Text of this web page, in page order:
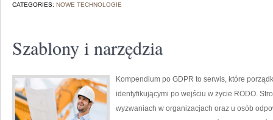
CATEGORIES: NOWE TECHNOLOGIE
Szablony i narzędzia
Kompendium po GDPR to serwis, które
identyfikującymi po wejściu w życie RODO.
wyzwaniach w organizacjach oraz u osób